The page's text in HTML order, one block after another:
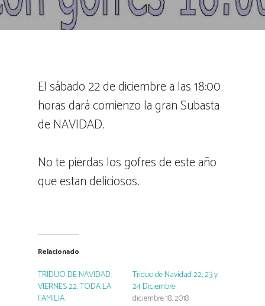
El sábado 22 de diciembre a las 18:00
horas dará comienzo la gran Subasta
de NAVIDAD.
No te pierdas los gofres de este año
que estan deliciosos.
Relacionado
TRIDUO DE NAVIDAD.
VIERNES 22. TODA LA
FAMILIA
Triduo de Navidad 22, 23 y
24 Diciembre
diciembre 18, 2018